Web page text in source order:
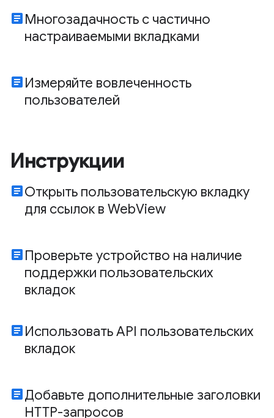
article Многозадачность с частично
настраиваемыми вкладками
article Измеряйте вовлеченность
пользователей
Инструкции
articleОткрыть пользовательскую вкладку
для ссылок в WebView
article Проверьте устройство на наличие
поддержки пользовательских
вкладок
article Использовать API пользовательских
вкладок
articleДобавьте дополнительные заголовки
HTTP-запросов